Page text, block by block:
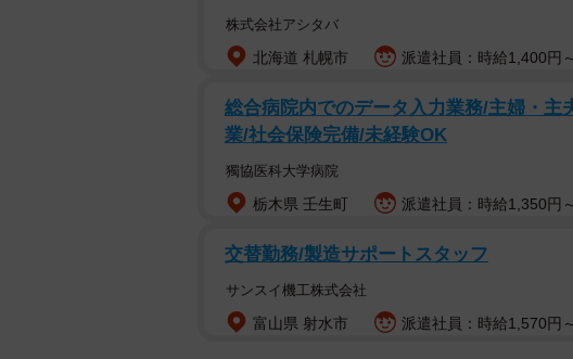
・報酬1万円
いやいや、アルファードを6時間レンタカーし
己負担！」
株式会社アシタバ
北海道 札幌市 派遣社員：時給1,400円
総合病院内でのデータ入力業務/主婦・主
業/社会保険完備/未経験OK
獨協医科大学病院
栃木県 壬生町 派遣社員：時給1,350円～
交替勤務/製造サポートスタッフ
サンスイ機工株式会社
富山県 射水市 派遣社員：時給1,570円